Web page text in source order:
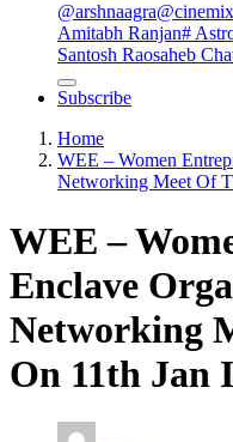
@arshnaagra
Amitabh Ranjan#
Santosh Raosaheb
Subscribe
Home
WEE – Women
Networking Meet Of
WEE –
Enclave
Networking
On 11th Jan